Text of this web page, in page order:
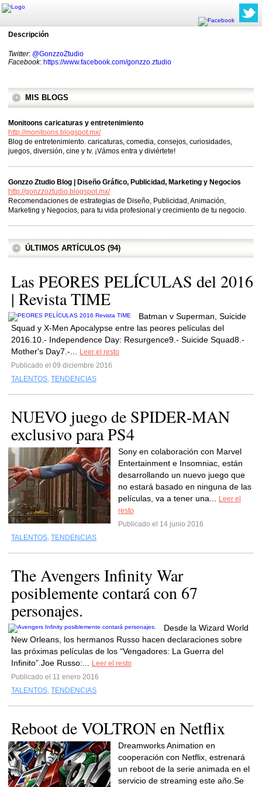
Descripción
Twitter: @GonzzoZtudio
Facebook: https://www.facebook.com/gonzzo.ztudio
MIS BLOGS
Monitoons caricaturas y entretenimiento
http://monitoons.blogspot.mx/
Blog de entretenimiento. caricaturas, comedia, consejos, curiosidades,
juegos, diversión, cine y tv. ¡Vámos entra y diviértete!
Gonzzo Ztudio Blog | Diseño Gráfico, Publicidad, Marketing y Negocios
http://gonzzoztudio.blogspot.mx/
Recomendaciones de estrategias de Diseño, Publicidad, Animación,
Marketing y Negocios, para tu vida profesional y crecimiento de tu negocio.
ÚLTIMOS ARTÍCULOS (94)
Las PEORES PELÍCULAS del 2016
| Revista TIME
Batman v Superman, Suicide
Squad y X-Men Apocalypse entre las peores películas del
2016.10.- Independence Day: Resurgence9.- Suicide Squad8.-
Mother's Day7.-...
Leer el resto
Publicado el 09 diciembre 2016
TALENTOS, TENDENCIAS
NUEVO juego de SPIDER-MAN
exclusivo para PS4
Sony en colaboración con Marvel
Entertainment e Insomniac, están
desarrollando un nuevo juego que
no estará basado en ninguna de las
películas, va a tener una...
Leer el
resto
Publicado el 14 junio 2016
TALENTOS, TENDENCIAS
The Avengers Infinity War
posiblemente contará con 67
personajes.
Desde la Wizard World
New Orleans, los hermanos Russo hacen declaraciones sobre
las próximas películas de los “Vengadores: La Guerra del
Infinito”.Joe Russo:...
Leer el resto
Publicado el 11 enero 2016
TALENTOS, TENDENCIAS
Reboot de VOLTRON en Netflix
Dreamworks Animation en
cooperación con Netflix, estrenará
un reboot de la serie animada en el
servicio de streaming este año.Se